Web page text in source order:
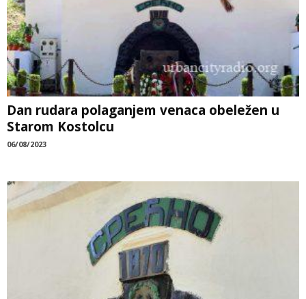
Dan rudara polaganjem venaca obeležen u
Starom Kostolcu
06/08/2023